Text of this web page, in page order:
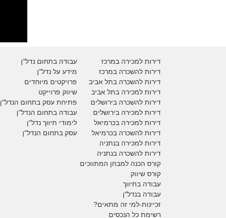
דירות למכירה במרכז
דירות להשכרה במרכז
דירות להשכרה בתל אביב
דירות למכירה בתל אביב
דירות להשכרה בירושלים
דירות למכירה בירושלים
דירות למכירהבכרמיאל
דירות להשכרהבכרמיאל
דירות למכירה בנתניה
דירות להשכרה בנתניה
קורס הכנה למבחן המתווכים
קורס שיווק
עבודה בתיווך
עבודה בנדל"ן
זכיינות-למי זה מתאים?
עבודה בתחום נדל"ן
מידע על נדל"ן
פרויקטים מיוחדים
שיווק פרוייקט
פתיחת עסק בתחום הנדל"ן
עבודה בתחום הנדל"ן
לימודי תיווך נדל"ן
עסק בתחום הנדל"ן
רשימת כל הנכסים